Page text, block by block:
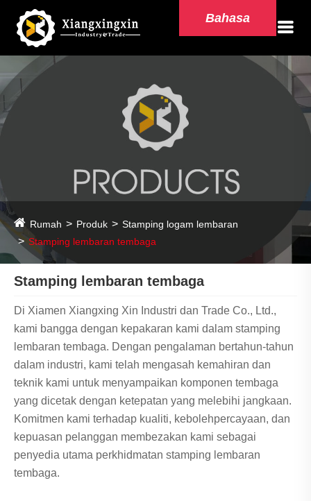
Bahasa
Rumah Produk
Stamping logam lembaran
Stamping lembaran tembaga
Stamping lembaran tembaga
Di Xiamen Xiangxing Xin Industri dan Trade Co., Ltd.,
kami bangga dengan kepakaran kami dalam stamping
lembaran tembaga. Dengan pengalaman bertahun-tahun
dalam industri, kami telah mengasah kemahiran dan
teknik kami untuk menyampaikan komponen tembaga
yang dicetak dengan ketepatan yang melebihi jangkaan.
Komitmen kami terhadap kualiti, kebolehpercayaan, dan
kepuasan pelanggan membezakan kami sebagai
penyedia utama perkhidmatan stamping lembaran
tembaga.